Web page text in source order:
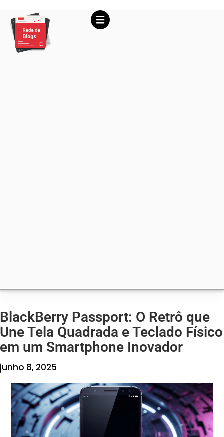
BlackBerry Passport: O Retrô que
Une Tela Quadrada e Teclado Físico
em um Smartphone Inovador
junho 8, 2025